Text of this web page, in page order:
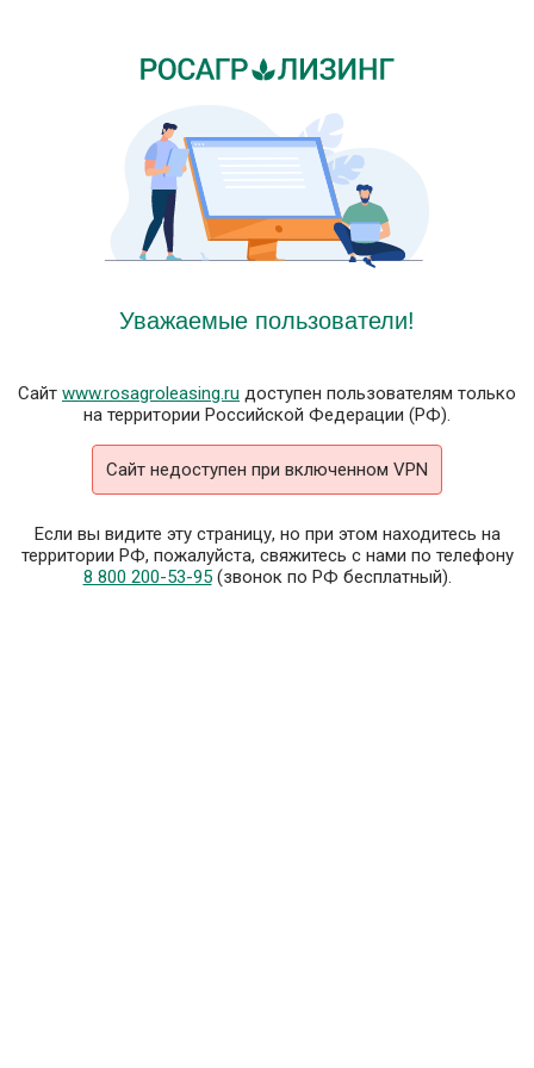
Уважаемые пользователи!
Сайт www.rosagroleasing.ru доступен пользователям только
на территории Российской Федерации (РФ).
Сайт недоступен при включенном VPN
Если вы видите эту страницу, но при этом находитесь на
территории РФ, пожалуйста, свяжитесь с нами по телефону
8 800 200-53-95(звонок по РФ бесплатный).